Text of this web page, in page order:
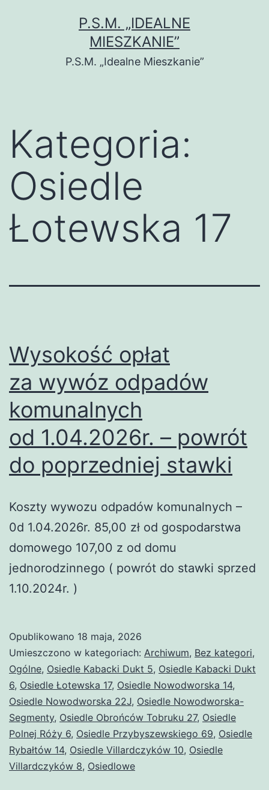
P.S.M. „IDEALNE
MIESZKANIE”
P.S.M. „Idealne Mieszkanie”
Kategoria:
Osiedle
Łotewska 17
Wysokość opłat
za wywóz odpadów
komunalnych
od 1.04.2026r. – powrót
do poprzedniej stawki
Koszty wywozu odpadów komunalnych –
0d 1.04.2026r. 85,00 zł od gospodarstwa
domowego 107,00 z od domu
jednorodzinnego ( powrót do stawki sprzed
1.10.2024r. )
Opublikowano 18 maja, 2026
Umieszczono w kategoriach: Archiwum, Bez kategori,
Ogólne, Osiedle Kabacki Dukt 5, Osiedle Kabacki Dukt
6, Osiedle Łotewska 17, Osiedle Nowodworska 14,
Osiedle Nowodworska 22J, Osiedle Nowodworska-
Segmenty, Osiedle Obrońców Tobruku 27, Osiedle
Polnej Róży 6, Osiedle Przybyszewskiego 69, Osiedle
Rybałtów 14, Osiedle Villardczyków 10, Osiedle
Villardczyków 8, Osiedlowe